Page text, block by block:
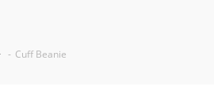
- Cuff Beanie